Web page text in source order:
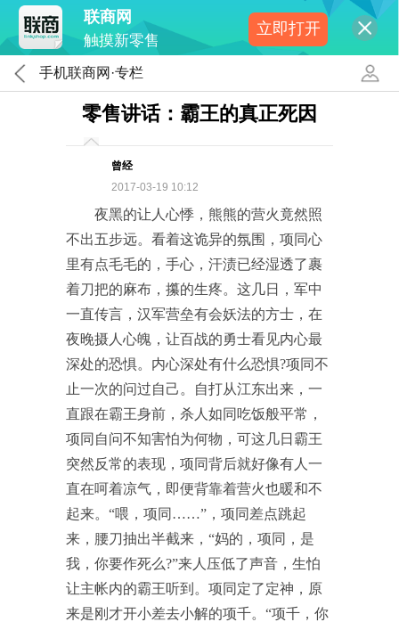
联商网
触摸新零售
立即打开
手机联商网·专栏
零售讲话：霸王的真正死因
曾经
2017-03-19 10:12
夜黑的让人心悸，熊熊的营火竟然照
不出五步远。看着这诡异的氛围，项同心
里有点毛毛的，手心，汗渍已经湿透了裹
着刀把的麻布，攥的生疼。这几日，军中
一直传言，汉军营垒有会妖法的方士，在
夜晚摄人心魄，让百战的勇士看见内心最
深处的恐惧。内心深处有什么恐惧?项同不
止一次的问过自己。自打从江东出来，一
直跟在霸王身前，杀人如同吃饭般平常，
项同自问不知害怕为何物，可这几日霸王
突然反常的表现，项同背后就好像有人一
直在呵着凉气，即便背靠着营火也暖和不
起来。“喂，项同……”，项同差点跳起
来，腰刀抽出半截来，“妈的，项同，是
我，你要作死么?”来人压低了声音，生怕
让主帐内的霸王听到。项同定了定神，原
来是刚才开小差去小解的项千。“项千，你